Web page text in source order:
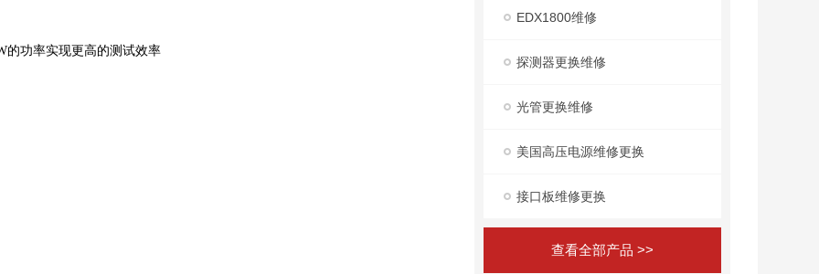
功率实现更高的测试效率
EDX1800维修
探测器更换维修
光管更换维修
美国高压电源维修更换
接口板维修更换
查看全部产品 >>